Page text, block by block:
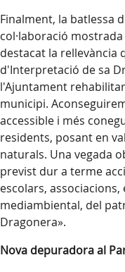
Finalment, la batlessa
col·laboració
destacat la rellevància
d'Interpretació de sa
l'Ajuntament
municipi.
accessible i més
residents, posant en
naturals. Una vegada
previst dur a terme
escolars,
mediambiental, del
Dragonera».
Nova depuradora al